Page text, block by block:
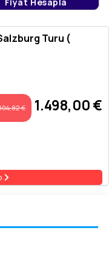
Turu (
,82€ 1.498,00€